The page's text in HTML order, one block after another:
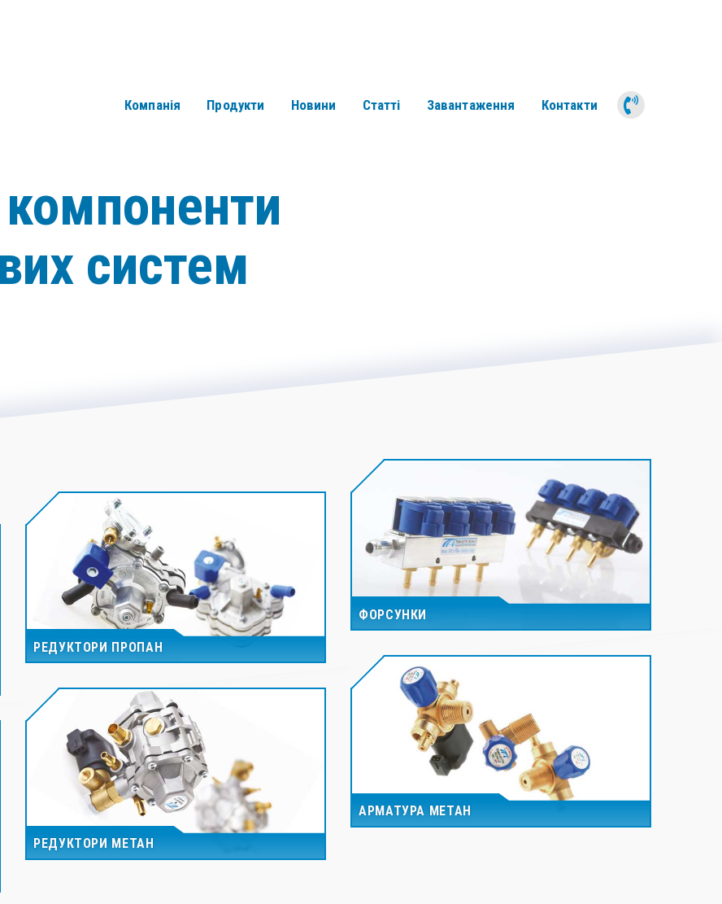
Компанія Продукти Новини Статті Завантаження Контакти
компоненти
систем
РЕДУКТОРИ ПРОПАН
ФОРСУНКИ
РЕДУКТОРИ МЕТАН
АРМАТУРА МЕТАН